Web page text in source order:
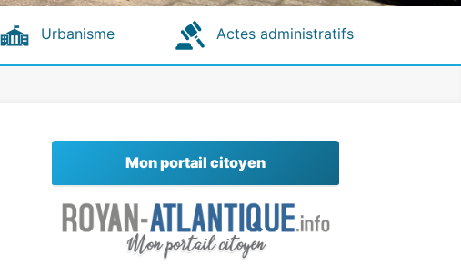
Urbanisme Actes administratifs
Mon portail citoyen